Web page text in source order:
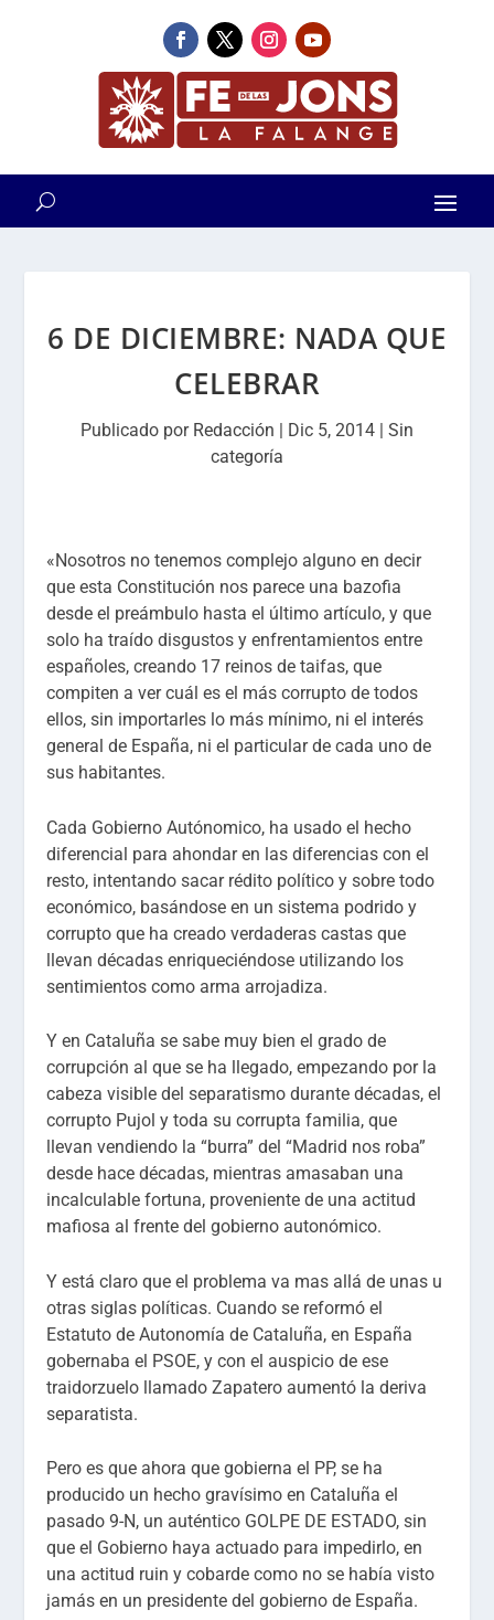
6 DE DICIEMBRE: NADA QUE
CELEBRAR
Publicado por Redacción | Dic 5, 2014 | Sin
categoría
«Nosotros no tenemos complejo alguno en decir
que esta Constitución nos parece una bazofia
desde el preámbulo hasta el último artículo, y que
solo ha traído disgustos y enfrentamientos entre
españoles, creando 17 reinos de taifas, que
compiten a ver cuál es el más corrupto de todos
ellos, sin importarles lo más mínimo, ni el interés
general de España, ni el particular de cada uno de
sus habitantes.
Cada Gobierno Autónomico, ha usado el hecho
diferencial para ahondar en las diferencias con el
resto, intentando sacar rédito político y sobre todo
económico, basándose en un sistema podrido y
corrupto que ha creado verdaderas castas que
llevan décadas enriqueciéndose utilizando los
sentimientos como arma arrojadiza.
Y en Cataluña se sabe muy bien el grado de
corrupción al que se ha llegado, empezando por la
cabeza visible del separatismo durante décadas, el
corrupto Pujol y toda su corrupta familia, que
llevan vendiendo la “burra” del “Madrid nos roba”
desde hace décadas, mientras amasaban una
incalculable fortuna, proveniente de una actitud
mafiosa al frente del gobierno autonómico.
Y está claro que el problema va mas allá de unas u
otras siglas políticas. Cuando se reformó el
Estatuto de Autonomía de Cataluña, en España
gobernaba el PSOE, y con el auspicio de ese
traidorzuelo llamado Zapatero aumentó la deriva
separatista.
Pero es que ahora que gobierna el PP, se ha
producido un hecho gravísimo en Cataluña el
pasado 9-N, un auténtico GOLPE DE ESTADO, sin
que el Gobierno haya actuado para impedirlo, en
una actitud ruin y cobarde como no se había visto
jamás en un presidente del gobierno de España.